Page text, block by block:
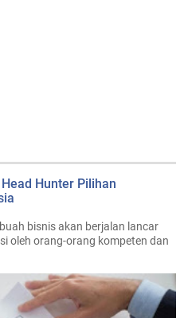
Hunter Pilihan
bisnis akan berjalan lancar
oleh orang-orang kompeten dan